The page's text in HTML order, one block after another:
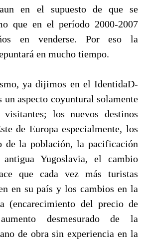
en el supuesto de que se
que en el período 2000-2007
en venderse. Por eso la
en mucho tiempo.
ya dijimos en el IdentidaD-
un aspecto coyuntural solamente
los nuevos destinos
de Europa especialmente, los
de la población, la pacificación
Yugoslavia, el cambio
que cada vez más turistas
en su país y los cambios en la
(encarecimiento del precio de
desmesurado de la
de obra sin experiencia en la